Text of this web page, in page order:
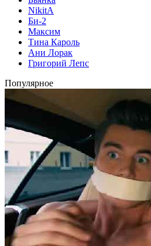
NikitA
Би-2
Максим
Тина Кароль
Ани Лорак
Григорий Лепс
Популярное